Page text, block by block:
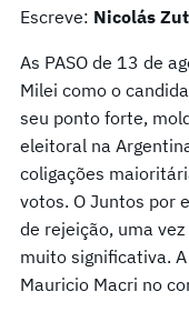
Escreve: Nicolás
As PASO de 13 de
Milei como o
seu ponto forte,
eleitoral na
coligações
votos. O Juntos por
de rejeição, uma
muito significativa.
Mauricio Macri no